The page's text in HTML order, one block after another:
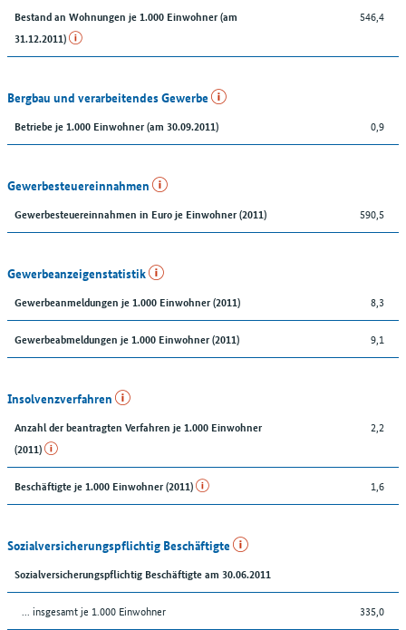
Bestand an Wohnungen je 1.000 Einwohner (am
31.12.2011)
546,4
Bergbau und verarbeitendes Gewerbe
Betriebe je 1.000 Einwohner (am 30.09.2011) 0,9
Gewerbesteuereinnahmen
Gewerbesteuereinnahmen in Euro je Einwohner (2011) 590,5
Gewerbeanzeigenstatistik
Gewerbeanmeldungen je 1.000 Einwohner (2011) 8,3
Gewerbeabmeldungen je 1.000 Einwohner (2011) 9,1
Insolvenzverfahren
Anzahl der beantragten Verfahren je 1.000 Einwohner
(2011)
2,2
Beschäftigte je 1.000 Einwohner (2011) 1,6
Sozialversicherungspflichtig Beschäftigte
Sozialversicherungspflichtig Beschäftigte am 30.06.2011
... insgesamt je 1.000 Einwohner 335,0